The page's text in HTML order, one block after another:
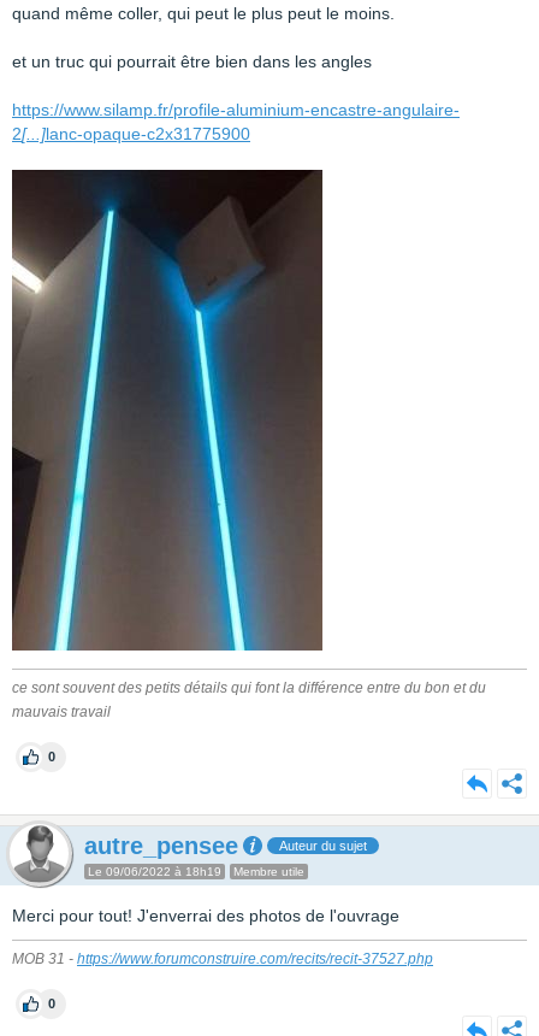
quand même coller, qui peut le plus peut le moins.
et un truc qui pourrait être bien dans les angles
https://www.silamp.fr/profile-aluminium-encastre-angulaire-
2[...]lanc-opaque-c2x31775900
ce sont souvent des petits détails qui font la différence entre du bon et du
mauvais travail
0
autre_pensee Auteur du sujet
Le 09/06/2022 à 18h19 Membre utile
Merci pour tout! J'enverrai des photos de l'ouvrage
MOB 31 - https://www.forumconstruire.com/recits/recit-37527.php
0